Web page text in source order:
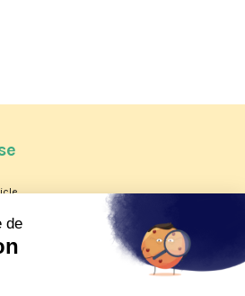
reportages d'été 2026 de KTO